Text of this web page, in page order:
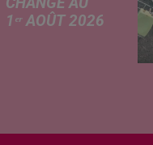
1ᵉʳ AOÛT 2026
de frein sur le